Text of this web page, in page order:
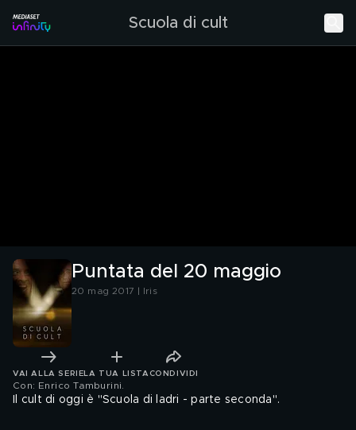
Scuola di cult
Puntata del 20 maggio
20 mag 2017 | Iris
VAI ALLA SERIE LA TUA LISTA CONDIVIDI
Con: Enrico Tamburini
Il cult di oggi è "Scuola di ladri - parte seconda".